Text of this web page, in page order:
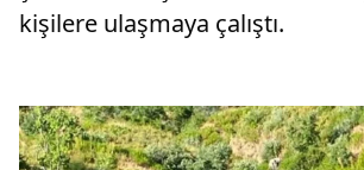
kişilere ulaşmaya çalıştı.